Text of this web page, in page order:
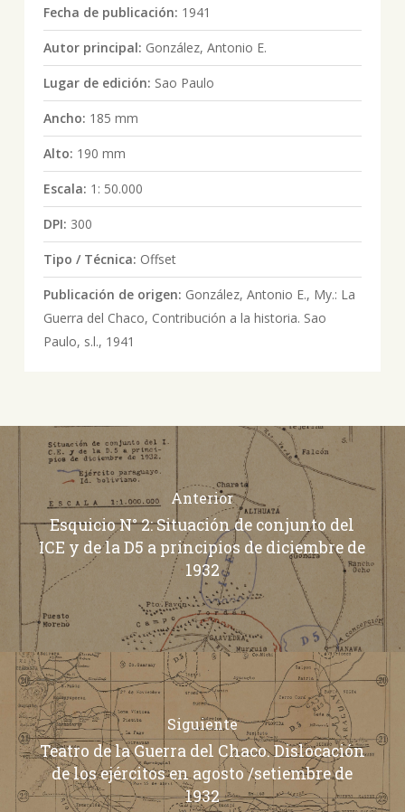
Fecha de publicación: 1941
Autor principal: González, Antonio E.
Lugar de edición: Sao Paulo
Ancho: 185 mm
Alto: 190 mm
Escala: 1: 50.000
DPI: 300
Tipo / Técnica: Offset
Publicación de origen: González, Antonio E., My.: La
Guerra del Chaco, Contribución a la historia. Sao
Paulo, s.l., 1941
Anterior
Esquicio N° 2: Situación de conjunto del
ICE y de la D5 a principios de diciembre de
1932
Siguiente
Teatro de la Guerra del Chaco. Dislocación
de los ejércitos en agosto /setiembre de
1932